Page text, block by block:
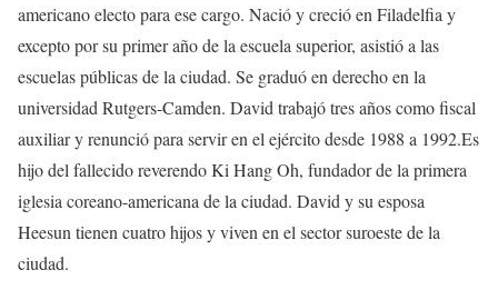
americano electo para ese cargo. Nació y creció en Filadelfia y
excepto por su primer año de la escuela superior, asistió a las
escuelas públicas de la ciudad. Se graduó en derecho en la
universidad Rutgers-Camden. David trabajó tres años como fiscal
auxiliar y renunció para servir en el ejército desde 1988 a 1992.Es
hijo del fallecido reverendo Ki Hang Oh, fundador de la primera
iglesia coreano-americana de la ciudad. David y su esposa
Heesun tienen cuatro hijos y viven en el sector suroeste de la
ciudad.